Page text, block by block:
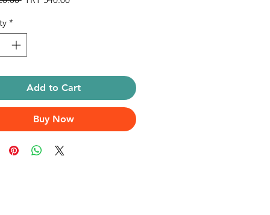
*
Add to Cart
Buy Now